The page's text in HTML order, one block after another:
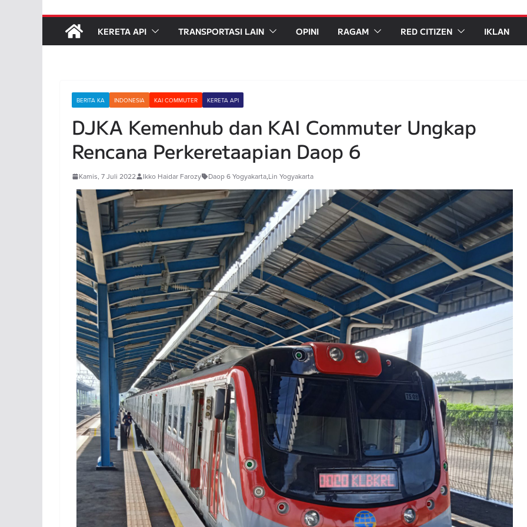
KERETA API TRANSPORTASI LAIN OPINI RAGAM RED CITIZEN IKLAN
BERITA KA INDONESIA KAI COMMUTER KERETA API
DJKA Kemenhub dan KAI Commuter Ungkap
Rencana Perkeretaapian Daop 6
Kamis, 7 Juli 2022 Ikko Haidar Farozy Daop 6 Yogyakarta,Lin Yogyakarta